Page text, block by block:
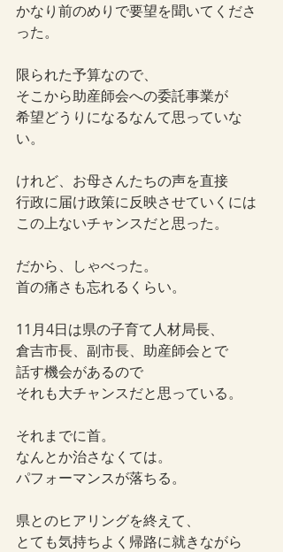
かなり前のめりで要望を聞いてくださ
った。
限られた予算なので、
そこから助産師会への委託事業が
希望どうりになるなんて思っていな
い。
けれど、お母さんたちの声を直接
行政に届け政策に反映させていくには
この上ないチャンスだと思った。
だから、しゃべった。
首の痛さも忘れるくらい。
11月4日は県の子育て人材局長、
倉吉市長、副市長、助産師会とで
話す機会があるので
それも大チャンスだと思っている。
それまでに首。
なんとか治さなくては。
パフォーマンスが落ちる。
県とのヒアリングを終えて、
とても気持ちよく帰路に就きながら